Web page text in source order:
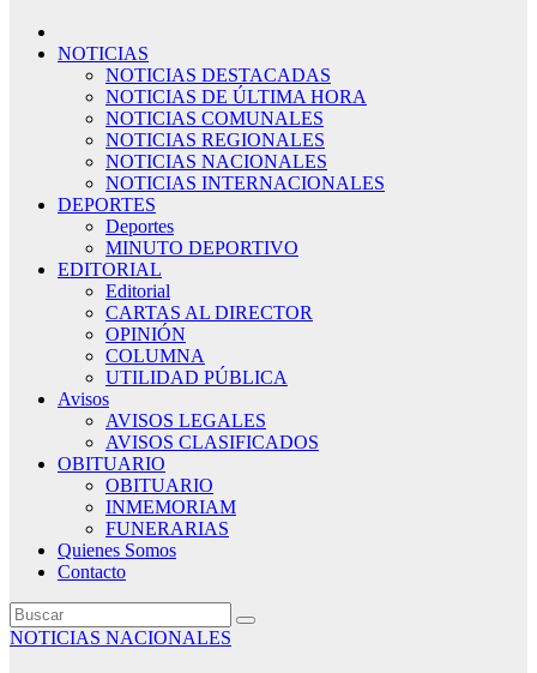
NOTICIAS
NOTICIAS DESTACADAS
NOTICIAS DE ÚLTIMA HORA
NOTICIAS COMUNALES
NOTICIAS REGIONALES
NOTICIAS NACIONALES
NOTICIAS INTERNACIONALES
DEPORTES
Deportes
MINUTO DEPORTIVO
EDITORIAL
Editorial
CARTAS AL DIRECTOR
OPINIÓN
COLUMNA
UTILIDAD PÚBLICA
Avisos
AVISOS LEGALES
AVISOS CLASIFICADOS
OBITUARIO
OBITUARIO
INMEMORIAM
FUNERARIAS
Quienes Somos
Contacto
NOTICIAS NACIONALES